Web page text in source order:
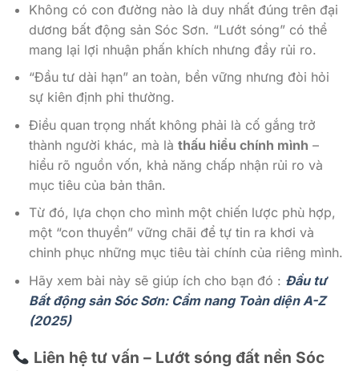
Không có con đường nào là duy nhất đúng trên đại
dương bất động sản Sóc Sơn. “Lướt sóng” có thể
mang lại lợi nhuận phấn khích nhưng đầy rủi ro.
“Đầu tư dài hạn” an toàn, bền vững nhưng đòi hỏi
sự kiên định phi thường.
Điều quan trọng nhất không phải là cố gắng trở
thành người khác, mà là thấu hiểu chính mình –
hiểu rõ nguồn vốn, khả năng chấp nhận rủi ro và
mục tiêu của bản thân.
Từ đó, lựa chọn cho mình một chiến lược phù hợp,
một “con thuyền” vững chãi để tự tin ra khơi và
chinh phục những mục tiêu tài chính của riêng mình.
Hãy xem bài này sẽ giúp ích cho bạn đó : Đầu tư
Bất động sản Sóc Sơn: Cẩm nang Toàn diện A-Z
(2025)
Liên hệ tư vấn – Lướt sóng đất nền Sóc